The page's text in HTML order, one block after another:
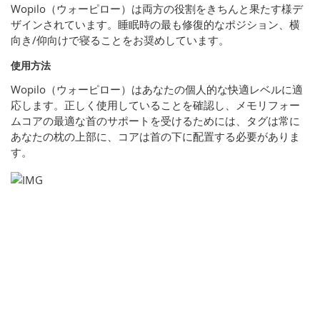
Wopilo（ウォーピロー）は両方の役割をきちんと果たす様デ
ザインされています。睡眠時の最も修復的なポジション、横
向き/仰向けで寝ることをお奨めしています。
使用方法
Wopilo（ウォーピロー）はあなたの個人的な快適レベルに適
応します。正しく使用していることを確認し、メモリフォー
ムコアの最適な首のサポートを受けるためには、タグは常に
あなたの枕の上部に、コアは首の下に配置する必要がありま
す。